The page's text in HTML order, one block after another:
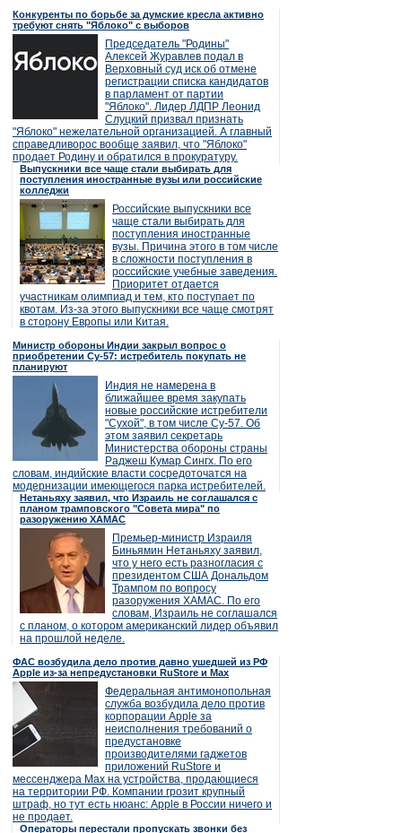
Конкуренты по борьбе за думские кресла активно
требуют снять "Яблоко" с выборов
Председатель "Родины"
Алексей Журавлев подал в
Верховный суд иск об отмене
регистрации списка кандидатов
в парламент от партии
"Яблоко". Лидер ЛДПР Леонид
Слуцкий призвал признать
"Яблоко" нежелательной организацией. А главный
справедливорос вообще заявил, что "Яблоко"
продает Родину и обратился в прокуратуру.
Выпускники все чаще стали выбирать для
поступления иностранные вузы или российские
колледжи
Российские выпускники все
чаще стали выбирать для
поступления иностранные
вузы. Причина этого в том числе
в сложности поступления в
российские учебные заведения.
Приоритет отдается
участникам олимпиад и тем, кто поступает по
квотам. Из-за этого выпускники все чаще смотрят
в сторону Европы или Китая.
Министр обороны Индии закрыл вопрос о
приобретении Су-57: истребитель покупать не
планируют
Индия не намерена в
ближайшее время закупать
новые российские истребители
"Сухой", в том числе Су-57. Об
этом заявил секретарь
Министерства обороны страны
Раджеш Кумар Сингх. По его
словам, индийские власти сосредоточатся на
модернизации имеющегося парка истребителей.
Нетаньяху заявил, что Израиль не соглашался с
планом трамповского "Совета мира" по
разоружению ХАМАС
Премьер-министр Израиля
Биньямин Нетаньяху заявил,
что у него есть разногласия с
президентом США Дональдом
Трампом по вопросу
разоружения ХАМАС. По его
словам, Израиль не соглашался
с планом, о котором американский лидер объявил
на прошлой неделе.
ФАС возбудила дело против давно ушедшей из РФ
Apple из-за непредустановки RuStore и Max
Федеральная антимонопольная
служба возбудила дело против
корпорации Apple за
неисполнения требований о
предустановке
производителями гаджетов
приложений RuStore и
мессенджера Max на устройства, продающиеся
на территории РФ. Компании грозит крупный
штраф, но тут есть нюанс: Apple в России ничего и
не продает.
Операторы перестали пропускать звонки без